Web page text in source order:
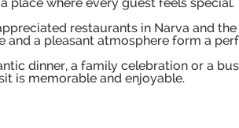
restaurants in Narva and
a pleasant atmosphere form a
dinner, a family celebration or a
is memorable and enjoyable.